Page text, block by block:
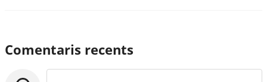
Comentaris recents